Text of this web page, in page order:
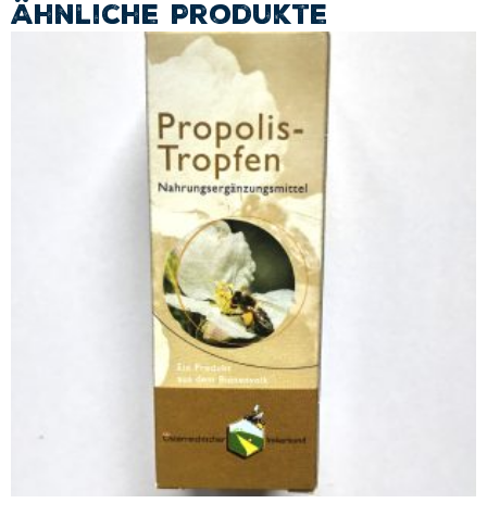
Ähnliche Produkte